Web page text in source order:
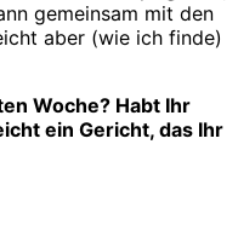
gemeinsam mit den
aber (wie ich finde)
Woche? Habt Ihr
ein Gericht, das Ihr